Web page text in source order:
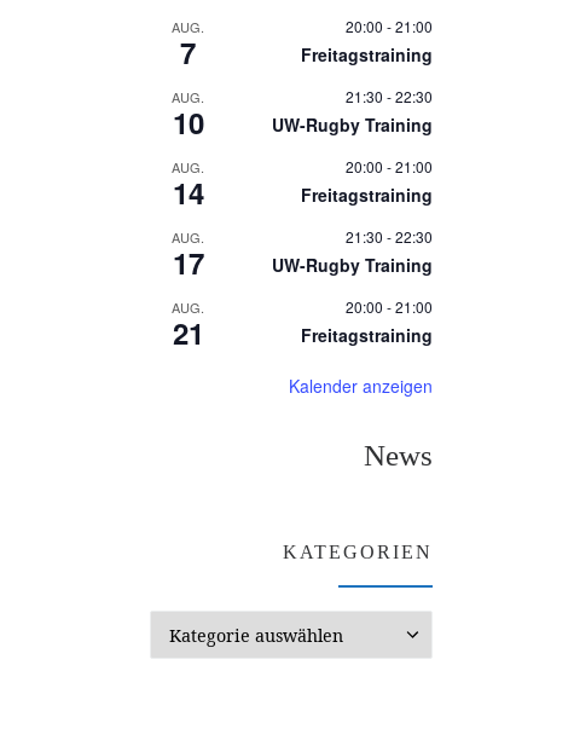
AUG.
7
20:00 -21:00
Freitagstraining
AUG.
10
21:30 -22:30
UW-Rugby Training
AUG.
14
20:00 -21:00
Freitagstraining
AUG.
17
21:30 -22:30
UW-Rugby Training
AUG.
21
20:00 -21:00
Freitagstraining
Kalender anzeigen
News
KATEGORIEN